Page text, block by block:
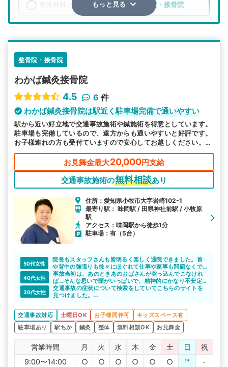
整骨院・接骨院
詳細条件で絞り込む
その他の検索方法
駅から探す 院名から探す
もっと見る
整骨院・接骨院
わかば鍼灸接骨院
4.5
6 件
わかば鍼灸接骨院は駅近く駐車場完備で通いやすい
駅から近い好立地で交通事故施術や鍼施術を得意としています。
駐車場も完備しているので、遠方からも通いやすいと好評です。
お子様連れの方も受付ていますので安心してお越しください。
休日も営業しておりますので、お忙しい方もお気軽にご利用くだ
お見舞金最大20,000円支給
交通事故施術の無料相談あり
住所：愛知県小牧市大字岩崎102-1
最寄り駅： 味岡駅 / 田県神社前駅 / 小牧原
駅
アクセス：味岡駅から徒歩1分
駐車場：有（5台）
50代女性
院長もスタッフさんも皆明るく楽しく通院できました。首
や背中の強張りも徐々にほぐれて仕事や家事も問題なくで
きました。
40代女性
事故当初は、あのときあのおばさんが突っ込んでこなけれ
ば…そんな思いで頭がいっぱいで、精神的にかなり不安定
でしたが、接骨院の先生はじめスタッフの方々がとてもフ
レンドリーで、通いやすい雰囲気を作ってくださっていた
接骨院を紹介していただきました。
30代女性
交通事故の症状について検索をしていてこちらのサイトを
見つけました。
た。
交通事故対応 土曜日OK お子様同伴可
キッズスペース有
駐車場あり
駅ちか 鍼灸 整体 無料相談OK お見舞金
営業時間 月 火 水 木 金 土 日
祝
9:00〜14:00
○ ○ ○ ○ ○ ○ ℡ -